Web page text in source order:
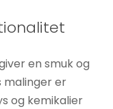
en smuk og
malinger er
og kemikalier